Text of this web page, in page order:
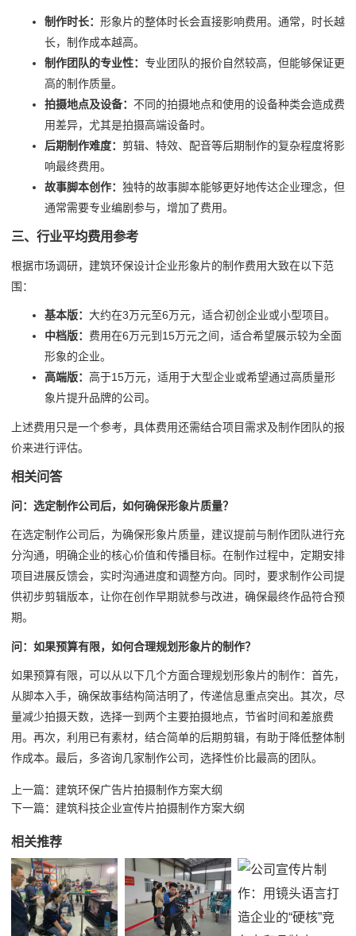
制作时长： 形象片的整体时长会直接影响费用。通常，时长越
长，制作成本越高。
制作团队的专业性： 专业团队的报价自然较高，但能够保证更
高的制作质量。
拍摄地点及设备： 不同的拍摄地点和使用的设备种类会造成费
用差异，尤其是拍摄高端设备时。
后期制作难度： 剪辑、特效、配音等后期制作的复杂程度将影
响最终费用。
故事脚本创作： 独特的故事脚本能够更好地传达企业理念，但
通常需要专业编剧参与，增加了费用。
三、行业平均费用参考
根据市场调研，建筑环保设计企业形象片的制作费用大致在以下范
围：
基本版： 大约在3万元至6万元，适合初创企业或小型项目。
中档版： 费用在6万元到15万元之间，适合希望展示较为全面
形象的企业。
高端版： 高于15万元，适用于大型企业或希望通过高质量形
象片提升品牌的公司。
上述费用只是一个参考，具体费用还需结合项目需求及制作团队的报
价来进行评估。
相关问答
问：选定制作公司后，如何确保形象片质量？
在选定制作公司后，为确保形象片质量，建议提前与制作团队进行充
分沟通，明确企业的核心价值和传播目标。在制作过程中，定期安排
项目进展反馈会，实时沟通进度和调整方向。同时，要求制作公司提
供初步剪辑版本，让你在创作早期就参与改进，确保最终作品符合预
期。
问：如果预算有限，如何合理规划形象片的制作？
如果预算有限，可以从以下几个方面合理规划形象片的制作：首先，
从脚本入手，确保故事结构简洁明了，传递信息重点突出。其次，尽
量减少拍摄天数，选择一到两个主要拍摄地点，节省时间和差旅费
用。再次，利用已有素材，结合简单的后期剪辑，有助于降低整体制
作成本。最后，多咨询几家制作公司，选择性价比最高的团队。
上一篇： 建筑环保广告片拍摄制作方案大纲
下一篇： 建筑科技企业宣传片拍摄制作方案大纲
相关推荐